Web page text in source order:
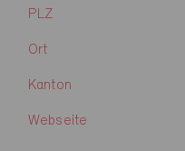
PLZ
Ort
Kanton
Webseite